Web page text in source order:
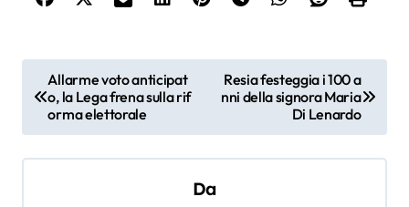
a
v
i
Allarme voto anticipat
o, la Lega frena sulla rif
orma elettorale
Resia festeggia i 100 a
nni della signora Maria
Di Lenardo
Da